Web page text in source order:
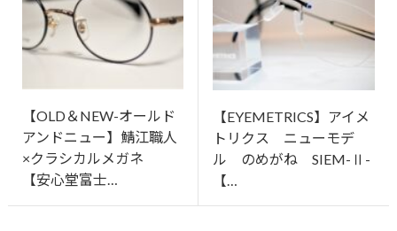
【OLD＆NEW-オールド
アンドニュー】鯖江職人
×クラシカルメガネ
【安心堂富士…
【EYEMETRICS】アイメ
トリクス ニューモデ
ル のめがね SIEM-Ⅱ-
【…